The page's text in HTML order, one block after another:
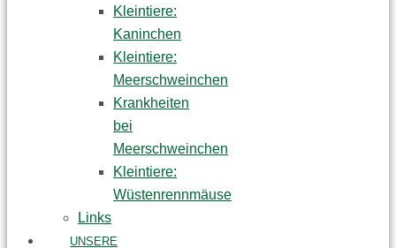
Kleintiere:
Kaninchen
Kleintiere:
Meerschweinchen
Krankheiten
bei
Meerschweinchen
Kleintiere:
Wüstenrennmäuse
Links
UNSERE